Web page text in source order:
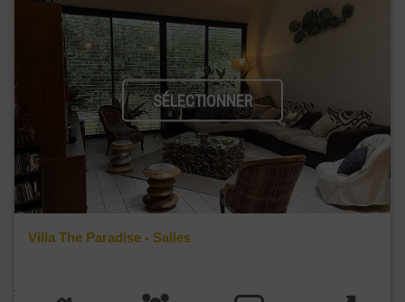
SÉLECTIONNER
Villa The Paradise - Salles